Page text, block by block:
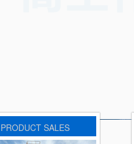
PRODUCT SALES